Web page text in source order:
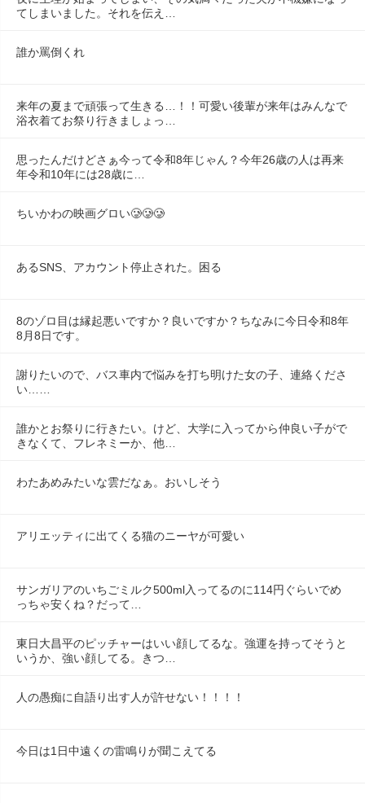
てしまいました。それを伝え…
誰か罵倒くれ
来年の夏まで頑張って生きる…！！可愛い後輩が来年はみんなで
浴衣着てお祭り行きましょっ…
思ったんだけどさぁ今って令和8年じゃん？今年26歳の人は再来
年令和10年には28歳に…
ちいかわの映画グロい🥲🥲🥲
あるSNS、アカウント停止された。困る
8のゾロ目は縁起悪いですか？良いですか？ちなみに今日令和8年
8月8日です。
謝りたいので、バス車内で悩みを打ち明けた女の子、連絡くださ
い……
誰かとお祭りに行きたい。けど、大学に入ってから仲良い子がで
きなくて、フレネミーか、他…
わたあめみたいな雲だなぁ。おいしそう
アリエッティに出てくる猫のニーヤが可愛い
サンガリアのいちごミルク500ml入ってるのに114円ぐらいでめ
っちゃ安くね？だって…
東日大昌平のピッチャーはいい顔してるな。強運を持ってそうと
いうか、強い顔してる。きつ…
人の愚痴に自語り出す人が許せない！！！！
今日は1日中遠くの雷鳴りが聞こえてる